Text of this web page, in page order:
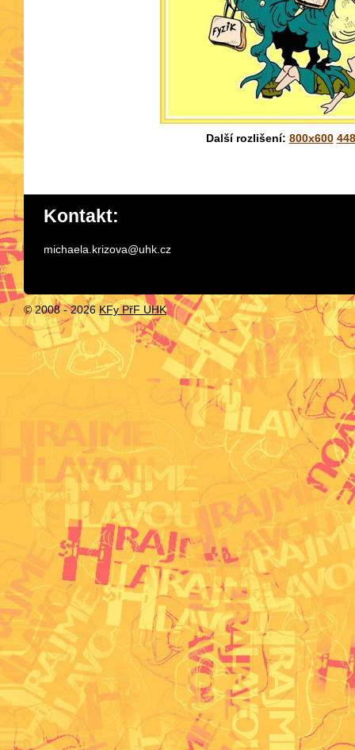
Další rozlišení: 800x600
Kontakt:
michaela.krizova@uhk.cz
© 2008 -2026KFy PřF UHK